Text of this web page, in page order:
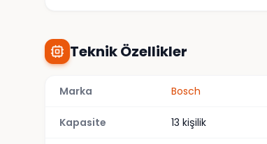
Teknik Özellikler
Marka Bosch
Kapasite 13 kişilik